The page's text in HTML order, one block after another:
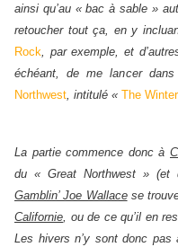
ainsi qu’au « bac à sable »
retoucher tout ça, en y
Rock , par exemple, et
échéant, de me lancer
Northwest , intitulé « The
La partie commence donc à
du « Great Northwest » (et
Gamblin’ Joe Wallacese
Californie , ou de ce qu’il en
Les hivers n’y sont donc pas